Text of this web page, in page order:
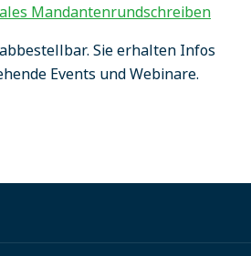
Mandantenrundschreiben
Sie erhalten Infos
Events und Webinare.